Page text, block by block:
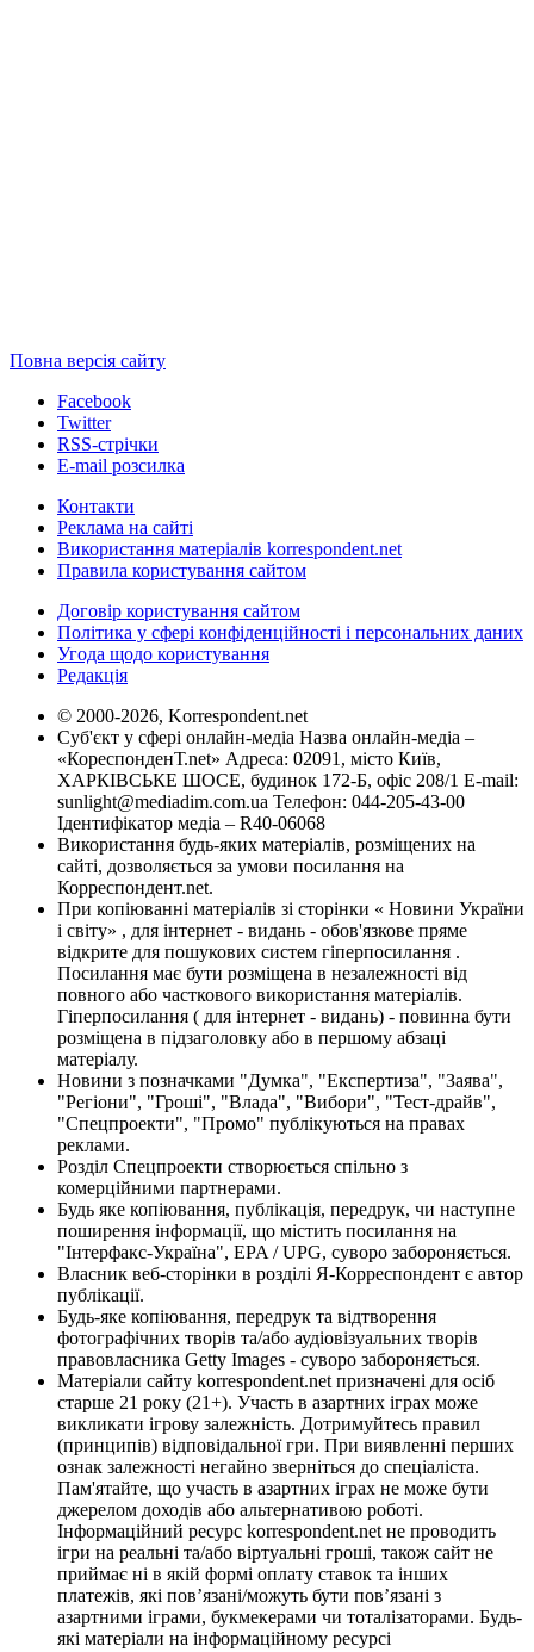
Повна версія сайту
Facebook
Twitter
RSS-стрічки
E-mail розсилка
Контакти
Реклама на сайті
Використання матеріалів korrespondent.net
Правила користування сайтом
Договір користування сайтом
Політика у сфері конфіденційності і персональних даних
Угода щодо користування
Редакція
© 2000-2026, Korrespondent.net
Суб'єкт у сфері онлайн-медіа Назва онлайн-медіа –
«КореспонденТ.net» Адреса: 02091, місто Київ,
ХАРКІВСЬКЕ ШОСЕ, будинок 172-Б, офіс 208/1 E-mail:
sunlight@mediadim.com.ua Телефон: 044-205-43-00
Ідентифікатор медіа – R40-06068
Використання будь-яких матеріалів, розміщених на
сайті, дозволяється за умови посилання на
Корреспондент.net.
При копіюванні матеріалів зі сторінки « Новини України
і світу» , для інтернет - видань - обов'язкове пряме
відкрите для пошукових систем гіперпосилання .
Посилання має бути розміщена в незалежності від
повного або часткового використання матеріалів.
Гіперпосилання ( для інтернет - видань) - повинна бути
розміщена в підзаголовку або в першому абзаці
матеріалу.
Новини з позначками "Думка", "Експертиза", "Заява",
"Регіони", "Гроші", "Влада", "Вибори", "Тест-драйв",
"Спецпроекти", "Промо" публікуються на правах
реклами.
Розділ Спецпроекти створюється спільно з
комерційними партнерами.
Будь яке копіювання, публікація, передрук, чи наступне
поширення інформації, що містить посилання на
"Інтерфакс-Україна", EPA / UPG, суворо забороняється.
Власник веб-сторінки в розділі Я-Корреспондент є автор
публікації.
Будь-яке копіювання, передрук та відтворення
фотографічних творів та/або аудіовізуальних творів
правовласника Getty Images - суворо забороняється.
Матеріали сайту korrespondent.net призначені для осіб
старше 21 року (21+). Участь в азартних іграх може
викликати ігрову залежність. Дотримуйтесь правил
(принципів) відповідальної гри. При виявленні перших
ознак залежності негайно зверніться до спеціаліста.
Пам'ятайте, що участь в азартних іграх не може бути
джерелом доходів або альтернативою роботі.
Інформаційний ресурс korrespondent.net не проводить
ігри на реальні та/або віртуальні гроші, також сайт не
приймає ні в якій формі оплату ставок та інших
платежів, які пов’язані/можуть бути пов’язані з
азартними іграми, букмекерами чи тоталізаторами. Будь-
які матеріали на інформаційному ресурсі